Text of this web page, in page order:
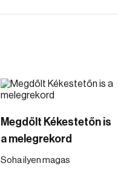
Megdőlt Kékestetőn is
a melegrekord
Soha ilyen magas